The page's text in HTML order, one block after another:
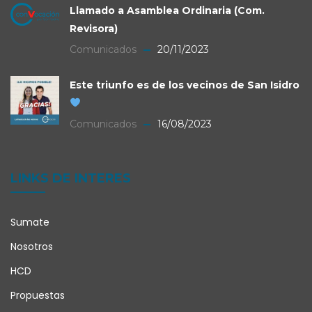
LINKS DE INTERES
Sumate
Nosotros
HCD
Propuestas
Llamado a Asamblea Ordinaria (Com.
Revisora)
Comunicados
20/11/2023
Este triunfo es de los vecinos de San Isidro
Comunicados 16/08/2023